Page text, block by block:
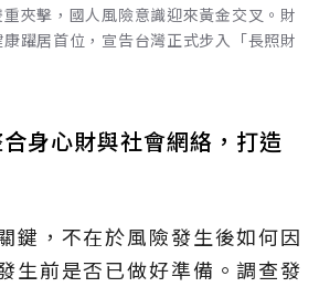
夾擊，國人風險意識迎來黃金交叉。財
躍居首位，宣告台灣正式步入「長照財
身心財與社會網絡，打造
鍵，不在於風險發生後如何因
生前是否已做好準備。調查發